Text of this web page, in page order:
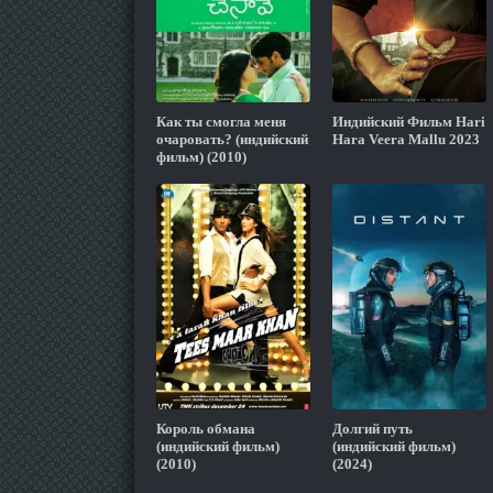
Как ты смогла меня
очаровать? (индийский
фильм) (2010)
Индийский Фильм Hari
Hara Veera Mallu 2023
Король обмана
(индийский фильм)
(2010)
Долгий путь
(индийский фильм)
(2024)